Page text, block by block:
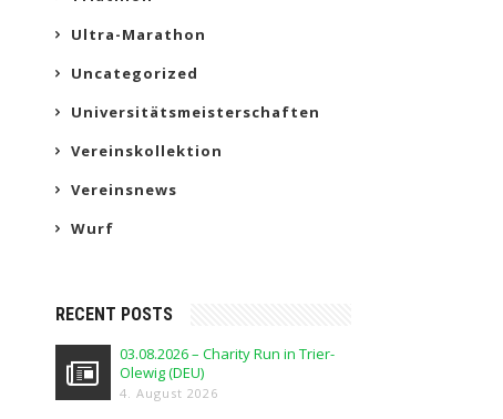
Ultra-Marathon
Uncategorized
Universitätsmeisterschaften
Vereinskollektion
Vereinsnews
Wurf
RECENT POSTS
03.08.2026 – Charity Run in Trier-
Olewig (DEU)
4. August 2026